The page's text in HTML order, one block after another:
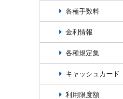
各種手数料
金利情報
各種規定集
キャッシュカード
利用限度額